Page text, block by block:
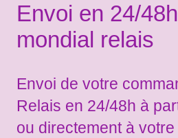
Envoi en 24/
mondial relais
Envoi de votre
Relais en 24/48h à
ou directement à